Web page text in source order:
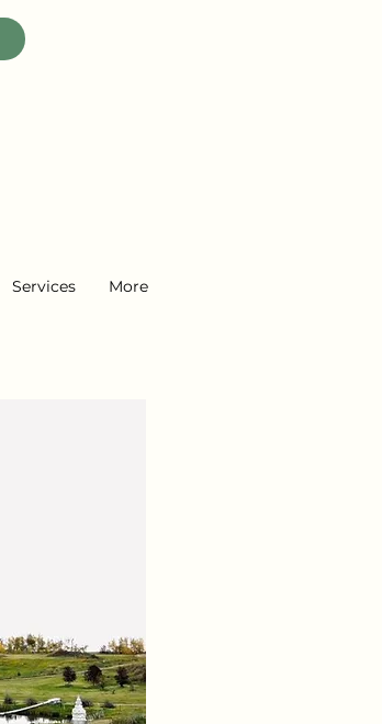
Services More